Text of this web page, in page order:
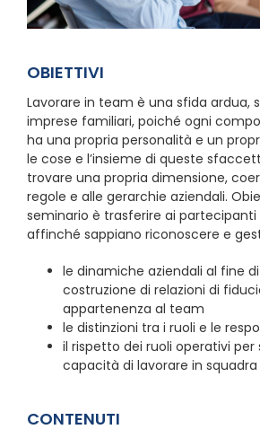
OBIETTIVI
Lavorare in team è una sfida ardua,
imprese familiari, poiché ogni
ha una propria personalità e un
le cose e l’insieme di queste
trovare una propria dimensione,
regole e alle gerarchie aziendali.
seminario è trasferire ai
affinché sappiano riconoscere e
le dinamiche aziendali al fine
costruzione di relazioni di
appartenenza al team
le distinzioni tra i ruoli e le
il rispetto dei ruoli operativi per
capacità di lavorare in squadra
CONTENUTI